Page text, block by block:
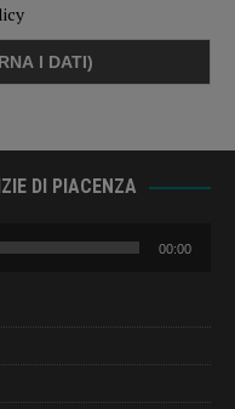
DI PIACENZA
00:00